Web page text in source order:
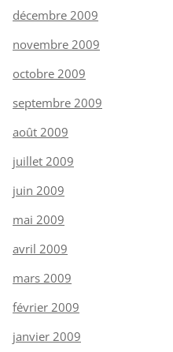
décembre 2009
novembre 2009
octobre 2009
septembre 2009
août 2009
juillet 2009
juin 2009
mai 2009
avril 2009
mars 2009
février 2009
janvier 2009